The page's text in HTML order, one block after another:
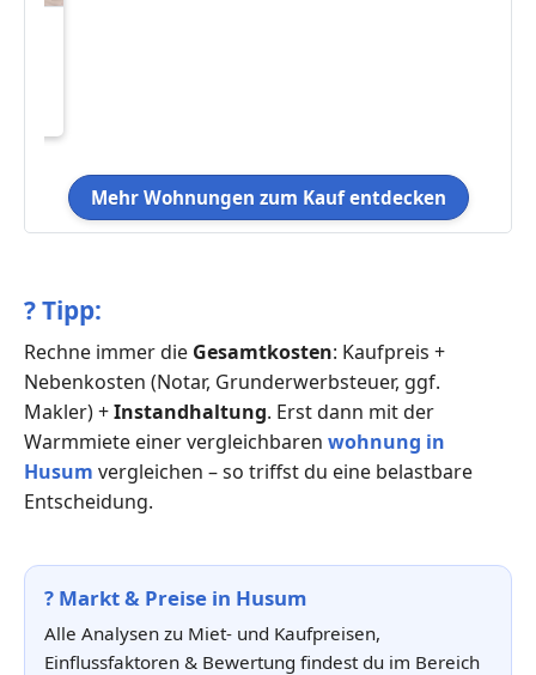
Mehr Wohnungen zum Kauf entdecken
?Tipp:
Rechne immer die Gesamtkosten: Kaufpreis +
Nebenkosten (Notar, Grunderwerbsteuer, ggf.
Makler) +Instandhaltung. Erst dann mit der
Warmmiete einer vergleichbaren wohnung in
Husum vergleichen – so triffst du eine belastbare
Entscheidung.
? Markt & Preise in Husum
Alle Analysen zu Miet- und Kaufpreisen,
Einflussfaktoren & Bewertung findest du im Bereich